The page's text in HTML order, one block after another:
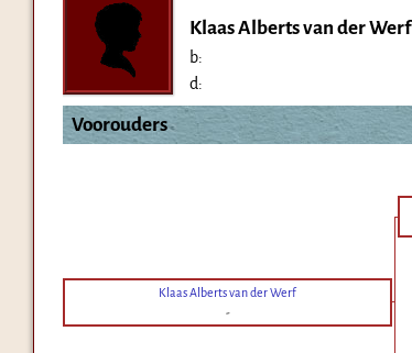
Klaas Alberts van der Werf
b:
d:
Voorouders
Klaas Alberts van der Werf
-